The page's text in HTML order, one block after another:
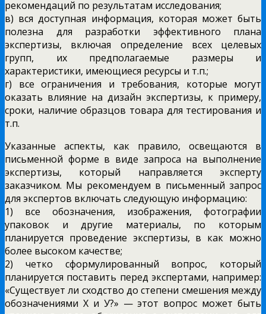
рекомендаций по результатам исследования;
в) вся доступная информация, которая может быть
полезна для разработки эффективного плана
экспертизы, включая определение всех целевых
групп, их предполагаемые размеры и
характеристики, имеющиеся ресурсы и т.п.;
г) все ограничения и требования, которые могут
оказать влияние на дизайн экспертизы, к примеру,
сроки, наличие образцов товара для тестирования и
т.п.
Указанные аспекты, как правило, освещаются в
письменной форме в виде запроса на выполнение
экспертизы, который направляется эксперту
заказчиком. Мы рекомендуем в письменный запрос
для экспертов включать следующую информацию:
1) все обозначения, изображения, фотографии
упаковок и другие материалы, по которым
планируется проведение экспертизы, в как можно
более высоком качестве;
2) четко сформулированный вопрос, который
планируется поставить перед экспертами, например:
«Существует ли сходство до степени смешения между
обозначениями Х и У?» — этот вопрос может быть